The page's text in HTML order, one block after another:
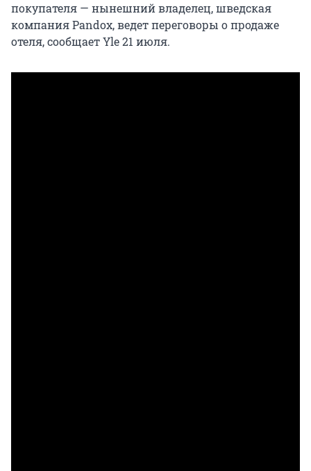
покупателя — нынешний владелец, шведская
компания Pandox, ведет переговоры о продаже
отеля, сообщает Yle 21 июля.